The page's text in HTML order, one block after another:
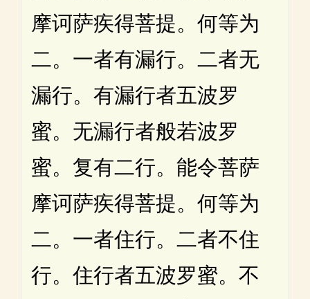
摩诃萨疾得菩提。何等为
二。一者有漏行。二者无
漏行。有漏行者五波罗
蜜。无漏行者般若波罗
蜜。复有二行。能令菩萨
摩诃萨疾得菩提。何等为
二。一者住行。二者不住
行。住行者五波罗蜜。不